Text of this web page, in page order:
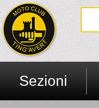
Sezioni